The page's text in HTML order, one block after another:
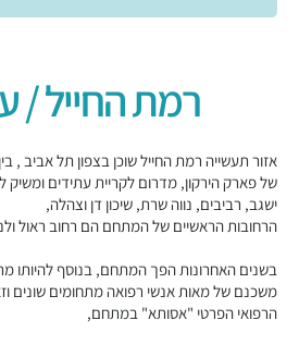
רמת החייל /
אזור תעשייה רמת החייל שוכן בצפון תל אביב ,
של פארק הירקון, מדרום לקריית עתידים ומשיק
ישגב, רביבים, נווה שרת, שיכון דן וצהלה,
הרחובות הראשיים של המתחם הם רחוב ראול
בשנים האחרונות הפך המתחם, בנוסף להיותו
משכנם של מאות אנשי רפואה מתחומים שונים
הרפואי הפרטי "אסותא" במתחם,